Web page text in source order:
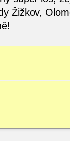
Žižkov,